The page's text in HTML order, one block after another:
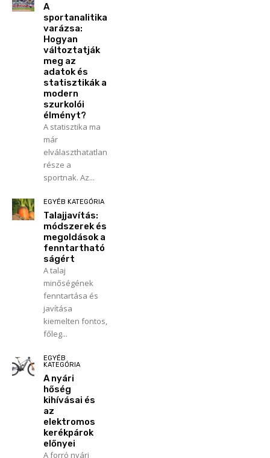
A
sportanalitika
varázsa:
Hogyan
változtatják
meg az
adatok és
statisztikák a
modern
szurkolói
élményt?
A statisztika ma
már
elválaszthatatlan
része a
sportnak. Az...
EGYÉB KATEGÓRIA
Talajjavítás:
módszerek és
megoldások a
fenntartható
ságért
A talaj
minőségének
fenntartása és
javítása
kiemelten fontos,
főleg...
EGYÉB
KATEGÓRIA
A nyári
hőség
kihívásai és
az
elektromos
kerékpárok
előnyei
A forró nyári